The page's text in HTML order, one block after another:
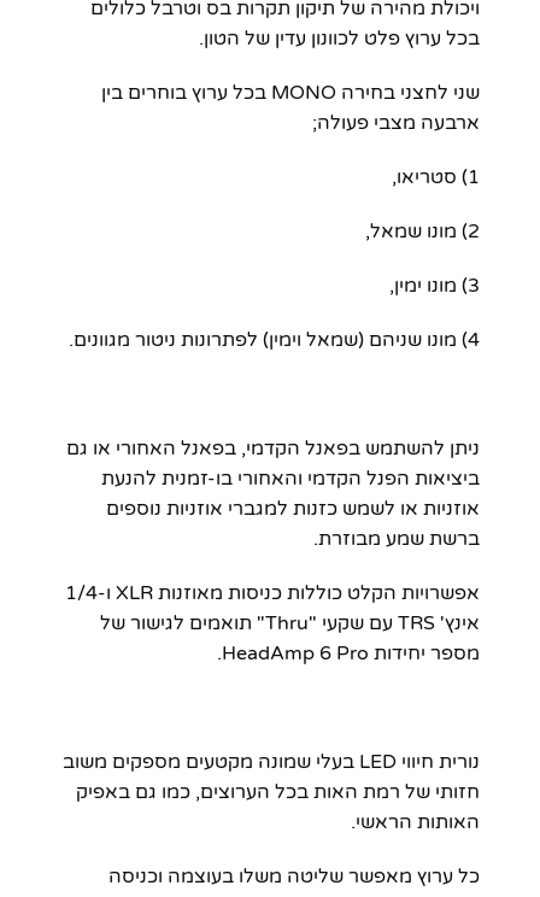
ויכולת מהירה של תיקון תקרות בס וטרבל כלולים
בכל ערוץ פלט לכוונון עדין של הטון.
שני לחצני בחירה MONO בכל ערוץ בוחרים בין
ארבעה מצבי פעולה;
1) סטריאו,
2) מונו שמאל,
3) מונו ימין,
4) מונו שניהם (שמאל וימין) לפתרונות ניטור מגוונים.
ניתן להשתמש בפאנל הקדמי, בפאנל האחורי או גם
ביציאות הפנל הקדמי והאחורי בו-זמנית להנעת
אוזניות או לשמש כזנות למגברי אוזניות נוספים
ברשת שמע מבוזרת.
אפשרויות הקלט כוללות כניסות מאוזנות XLR ו-1/4
אינץ' TRS עם שקעי "Thru" תואמים לגישור של
מספר יחידות HeadAmp 6 Pro.
נורית חיווי LED בעלי שמונה מקטעים מספקים משוב
חזותי של רמת האות בכל הערוצים, כמו גם באפיק
האותות הראשי.
כל ערוץ מאפשר שליטה משלו בעוצמה וכניסה